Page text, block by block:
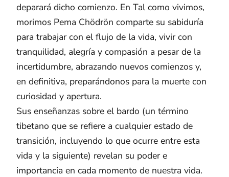
deparará dicho comienzo. En Tal como vivimos,
morimos Pema Chödrön comparte su sabiduría
para trabajar con el flujo de la vida, vivir con
tranquilidad, alegría y compasión a pesar de la
incertidumbre, abrazando nuevos comienzos y,
en definitiva, preparándonos para la muerte con
curiosidad y apertura.
Sus enseñanzas sobre el bardo (un término
tibetano que se refiere a cualquier estado de
transición, incluyendo lo que ocurre entre esta
vida y la siguiente) revelan su poder e
importancia en cada momento de nuestra vida.